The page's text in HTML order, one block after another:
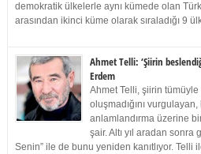
demokratik ülkelerle aynı kümede olan
arasından ikinci küme olarak sıraladığı 9
Ahmet Telli: ‘Şiirin
Erdem
Ahmet Telli, şiirin
oluşmadığını
anlamlandırma üzerine
şair. Altı yıl aradan sonra
Senin” ile de bunu yeniden kanıtlıyor. Telli